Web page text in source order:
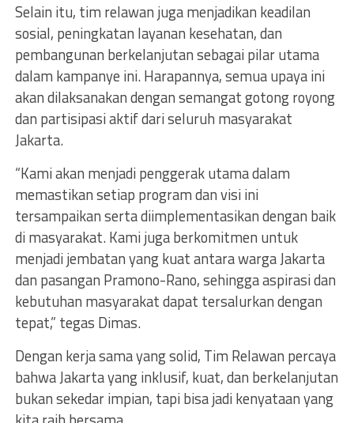
Selain itu, tim relawan juga menjadikan keadilan
sosial, peningkatan layanan kesehatan, dan
pembangunan berkelanjutan sebagai pilar utama
dalam kampanye ini. Harapannya, semua upaya ini
akan dilaksanakan dengan semangat gotong royong
dan partisipasi aktif dari seluruh masyarakat
Jakarta.
“Kami akan menjadi penggerak utama dalam
memastikan setiap program dan visi ini
tersampaikan serta diimplementasikan dengan baik
di masyarakat. Kami juga berkomitmen untuk
menjadi jembatan yang kuat antara warga Jakarta
dan pasangan Pramono-Rano, sehingga aspirasi dan
kebutuhan masyarakat dapat tersalurkan dengan
tepat,” tegas Dimas.
Dengan kerja sama yang solid, Tim Relawan percaya
bahwa Jakarta yang inklusif, kuat, dan berkelanjutan
bukan sekedar impian, tapi bisa jadi kenyataan yang